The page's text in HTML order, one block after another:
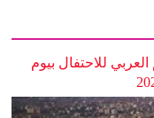
للاحتفال بيوم